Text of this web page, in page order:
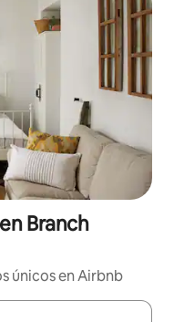
Branch
únicos en Airbnb